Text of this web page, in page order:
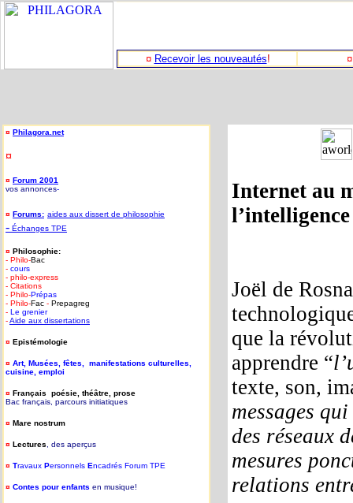
¤ Recevoir les nouveautés!
¤ Philagora.net
¤
¤ Forum 2001
vos annonces-
¤ Forums: aides aux dissert de philosophie
- Échanges TPE
¤ Philosophie:
- Philo-Bac
- cours
- philo-express
- Citations
- Philo-Prépas
- Philo-Fac - Prepagreg
- Le grenier
-Aide aux dissertations
¤ Epistémologie
¤ Art, Musées, fêtes, manifestations culturelles,
cuisine, emploi
¤ Français poésie, théâtre, prose
Bac français, parcours initiatiques
¤ Mare nostrum
¤ Lectures , des aperçus
¤ Travaux Personnels Encadrés Forum TPE
¤ Contes pour enfants en musique!
Internet au
Joël de
que la
apprendre “
texte, son,
messages
des réseaux
mesures
relations